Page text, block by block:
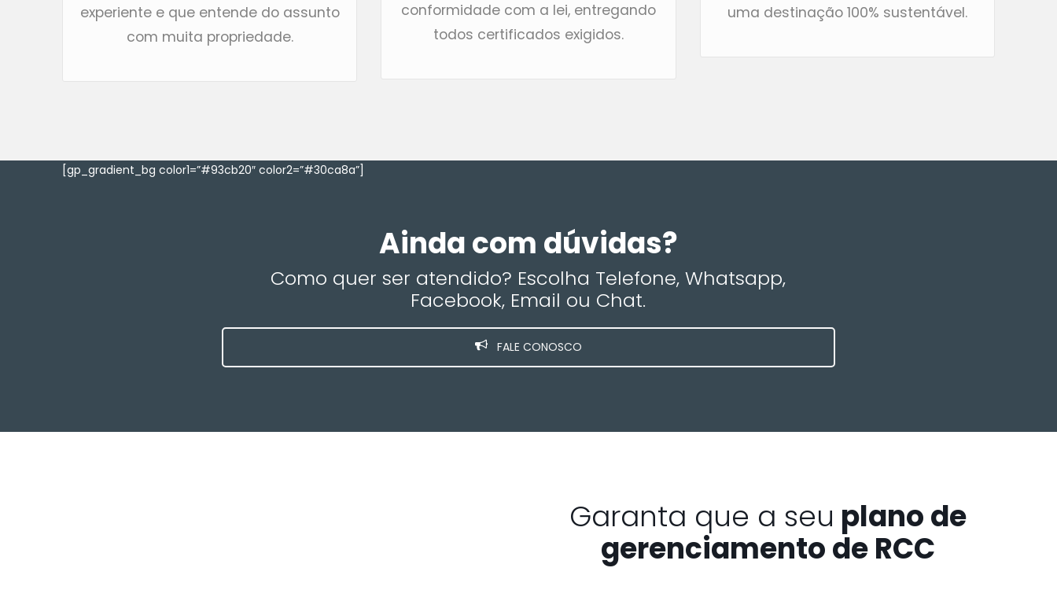
experiente e que entende do assunto
com muita propriedade.
conformidade com a lei, entregando
todos certificados exigidos.
uma destinação 100% sustentável.
[gp_gradient_bg color1=”#93cb20″ color2=”#30ca8a”]
Ainda com dúvidas?
Como quer ser atendido? Escolha Telefone, Whatsapp,
Facebook, Email ou Chat.
FALE CONOSCO
Garanta que a seu plano de
gerenciamento de RCC